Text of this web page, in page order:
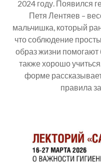
2024 году. Появился
Петя Лентяев –
мальчишка, который
что соблюдение
образ жизни
также хорошо
форме
правила